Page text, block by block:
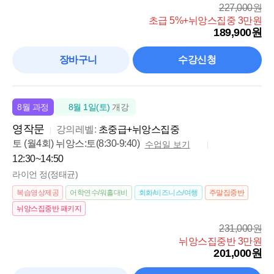
227,000원
초급 5%+뉘앙스집중 3만원
189,900원
장바구니 수강신청
8월 과정 8월 1일(토) 개강
영작문 강의레벨: 초중급+뉘앙스집중
토 (월4회) 뉘앙스:토(8:30-9:40)
수업일 보기
12:30~14:50
라이언 정(정태균)
복습영상제공 어학연수/워홀대비 회화/비즈니스/여행
주말집중반
뉘앙스집중반 패키지
231,000원
뉘앙스집중반 3만원
201,000원